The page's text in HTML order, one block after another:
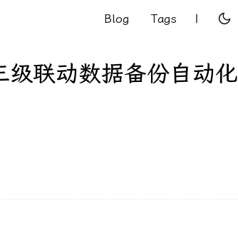
Blog Tags |
联动数据备份自动化